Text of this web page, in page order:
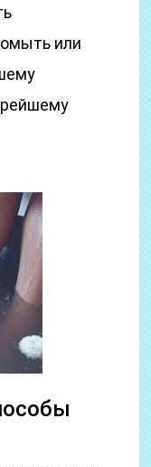
или